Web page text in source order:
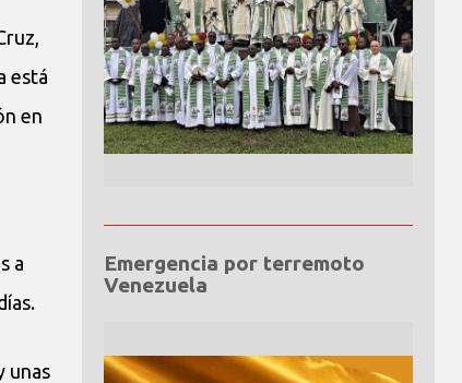
está
en
a
unas
Emergencia por terremoto
Venezuela